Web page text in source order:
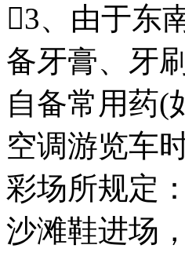
3、由于东
备牙膏、牙
自备常用药(
空调游览车
彩场所规定
沙滩鞋进场